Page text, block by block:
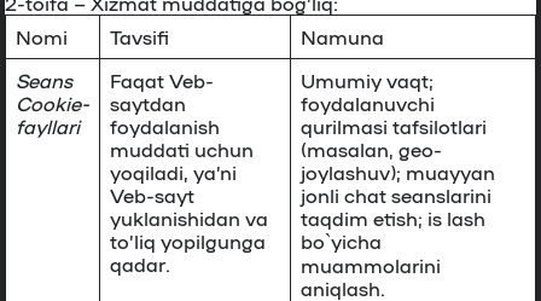
Nomi
Tavsifi
Namuna
Seans
Cookie-
fayllari
Faqat Veb-
saytdan
foydalanish
muddati uchun
yoqiladi, ya’ni
Veb-sayt
yuklanishidan va
to’liq yopilgunga
qadar.
Umumiy vaqt;
foydalanuvchi
qurilmasi tafsilotlari
(masalan, geo-
joylashuv); muayyan
jonli chat seanslarini
taqdim etish; is lash
bo`yicha
muammolarini
aniqlash.